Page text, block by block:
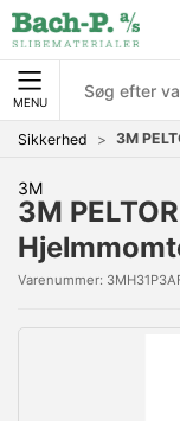
MENU
Sikkerhed 3M
3M
3M
Varenummer: